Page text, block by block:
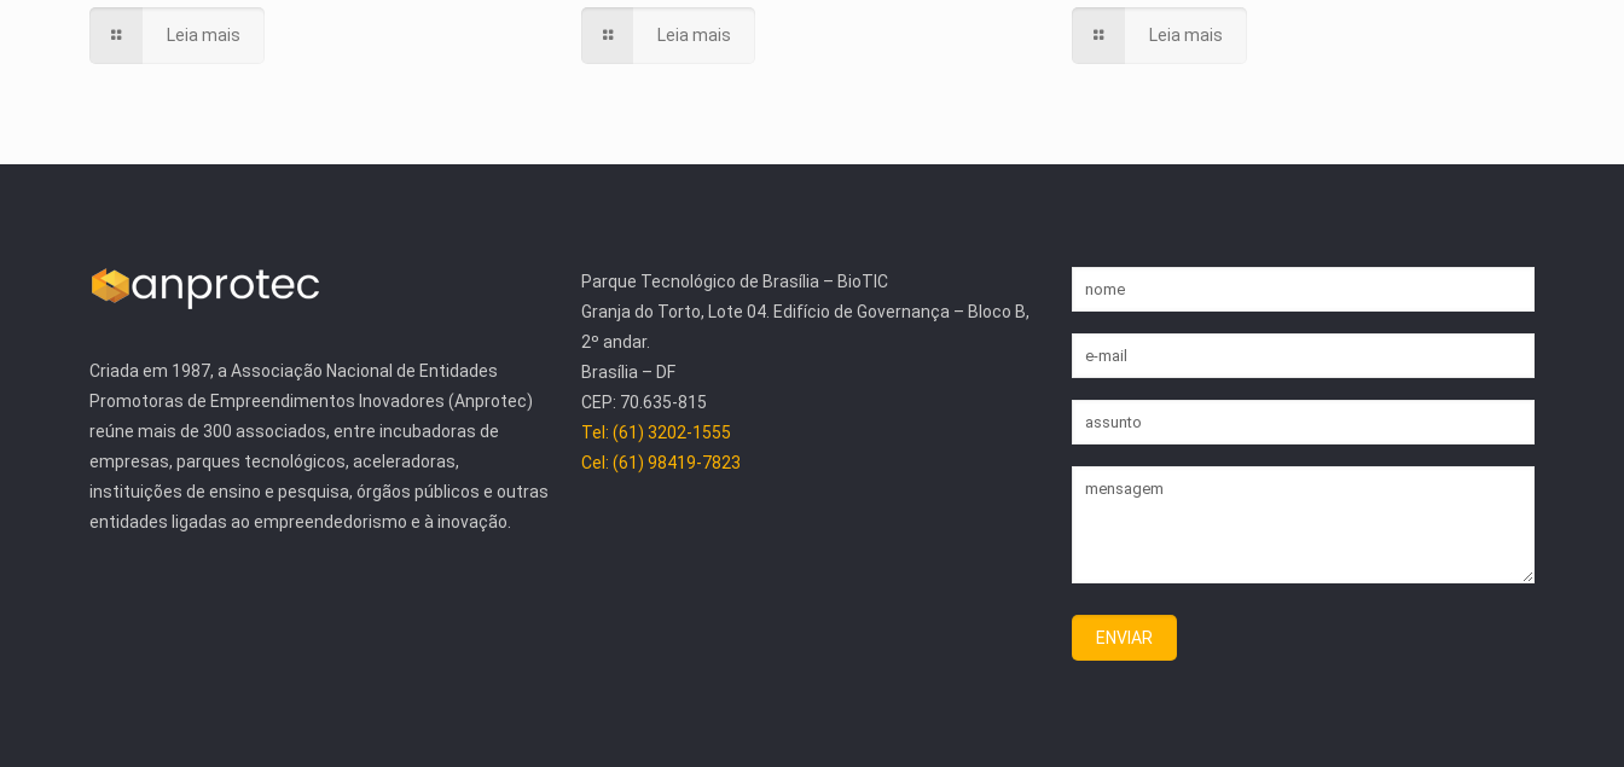
Leia mais Leia mais Leia mais
Criada em 1987, a Associação Nacional de Entidades
Promotoras de Empreendimentos Inovadores (Anprotec)
reúne mais de 300 associados, entre incubadoras de
empresas, parques tecnológicos, aceleradoras,
instituições de ensino e pesquisa, órgãos públicos e outras
entidades ligadas ao empreendedorismo e à inovação.
Parque Tecnológico de Brasília – BioTIC
Granja do Torto, Lote 04. Edifício de Governança – Bloco B,
2º andar.
Brasília – DF
CEP: 70.635-815
Tel: (61) 3202-1555
Cel: (61) 98419-7823